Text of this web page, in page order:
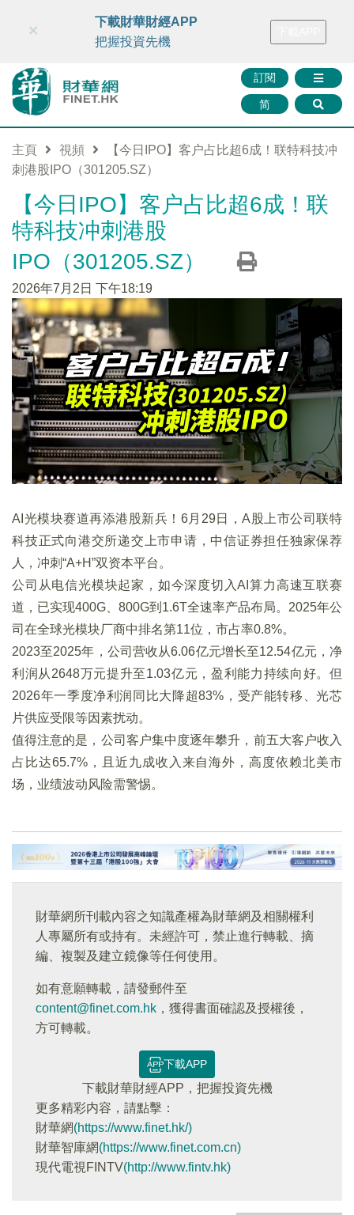
財華智庫網 FINTV FINMETA 財華證券 媒體矩陣
訂閱
简
×
下載財華財經APP
把握投資先機
主頁 視頻
【今日IPO】客户占比超6成！联特科技冲
刺港股IPO（301205.SZ）
【今日IPO】客户占比超6成！联
特科技冲刺港股
IPO（301205.SZ）
2026年7月2日 下午18:19
AI光模块赛道再添港股新兵！6月29日，A股上市公司联特
科技正式向港交所递交上市申请，中信证券担任独家保荐
人，冲刺“A+H”双资本平台。
公司从电信光模块起家，如今深度切入AI算力高速互联赛
道，已实现400G、800G到1.6T全速率产品布局。2025年公
司在全球光模块厂商中排名第11位，市占率0.8%。
2023至2025年，公司营收从6.06亿元增长至12.54亿元，净
利润从2648万元提升至1.03亿元，盈利能力持续向好。但
2026年一季度净利润同比大降超83%，受产能转移、光芯
片供应受限等因素扰动。
值得注意的是，公司客户集中度逐年攀升，前五大客户收入
占比达65.7%，且近九成收入来自海外，高度依赖北美市
场，业绩波动风险需警惕。
財華網所刊載內容之知識產權為財華網及相關權利
人專屬所有或持有。未經許可，禁止進行轉載、摘
編、複製及建立鏡像等任何使用。
如有意願轉載，請發郵件至
content@finet.com.hk ，獲得書面確認及授權後，
方可轉載。
下載APP
下載財華財經APP，把握投資先機
更多精彩内容，請點擊：
財華網(https://www.finet.hk/)
財華智庫網(https://www.finet.com.cn)
現代電視FINTV(http://www.fintv.hk)